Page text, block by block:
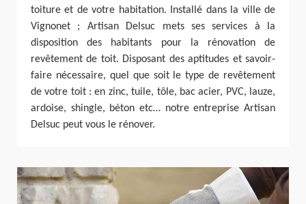
toiture et de votre habitation. Installé dans la ville de
Vignonet ; Artisan Delsuc mets ses services à la
disposition des habitants pour la rénovation de
revêtement de toit. Disposant des aptitudes et savoir-
faire nécessaire, quel que soit le type de revêtement
de votre toit : en zinc, tuile, tôle, bac acier, PVC, lauze,
ardoise, shingle, béton etc… notre entreprise Artisan
Delsuc peut vous le rénover.